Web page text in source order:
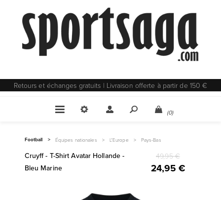
Retours et échanges gratuits | Livraison offerte à partir de 150 €
(0)
Football > Équipes nationales > L'Europe > Pays-Bas
Cruyff - T-Shirt Avatar Hollande -
Bleu Marine
49,95 €
24,95 €